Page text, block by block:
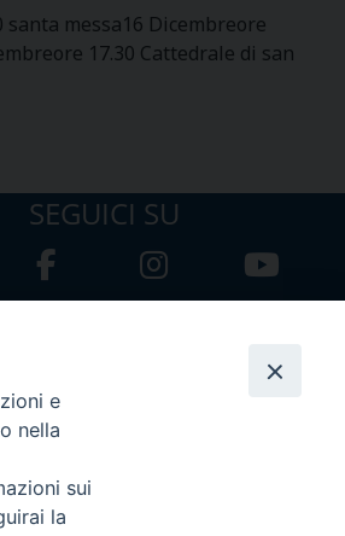
messa16 Dicembreore
17.30 Cattedrale di san
SEGUICI SU
e
nella
sui
la